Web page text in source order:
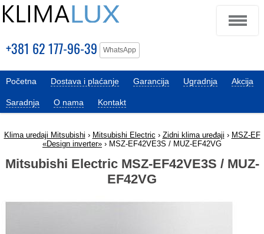
+381 62 177-96-39 WhatsApp
Početna Dostava i plaćanje Garancija Ugradnja Akcija
Saradnja O nama Kontakt
Klima uredaji Mitsubishi › Mitsubishi Electric › Zidni klima uređaji › MSZ-EF
«Design inverter» › MSZ-EF42VE3S / MUZ-EF42VG
Mitsubishi Electric MSZ-EF42VE3S / MUZ-
EF42VG